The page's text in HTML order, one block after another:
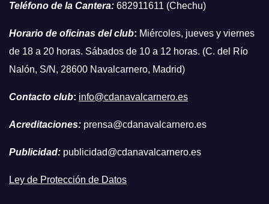
Teléfono de la Cantera: 682911611 (Chechu)
Horario de oficinas del club: Miércoles, jueves y viernes
de 18 a 20 horas. Sábados de 10 a 12 horas. (C. del Río
Nalón, S/N, 28600 Navalcarnero, Madrid)
Contacto club: info@cdanavalcarnero.es
Acreditaciones: prensa@cdanavalcarnero.es
Publicidad: publicidad@cdanavalcarnero.es
Ley de Protección de Datos